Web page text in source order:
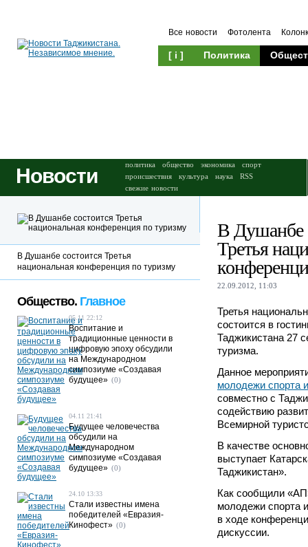
Все новости Фотолента
[ i ] Политика
Новости политика общество экономика
спорт
происшествия
культура наука
RSS
свежие новости
В Душанбе
Третья
22.09.2012, 11:03
Третья
состоится в
Таджикистана 27
туризма.
Данное
молодежи спорта
совместно с
содействию
Всемирной
В качестве
выступает
Таджикистан».
Как сообщили
молодежи спорта
в ходе
дискуссии.
В Душанбе состоится Третья
национальная конференция по туризму
Общество. Главное
05.11 22:12
Воспитание и
традиционные ценности в
цифровую эпоху обсудили
на Международном
симпозиуме «Создавая
будущее» (0)
04.11 21:41
Будущее человечества
обсудили на
Международном
симпозиуме «Создавая
будущее» (0)
24.10 13:33
Стали известны имена
победителей «Евразия-
Кинофест» (0)